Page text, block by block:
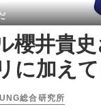
櫻井貴
に加えて
総合研究所